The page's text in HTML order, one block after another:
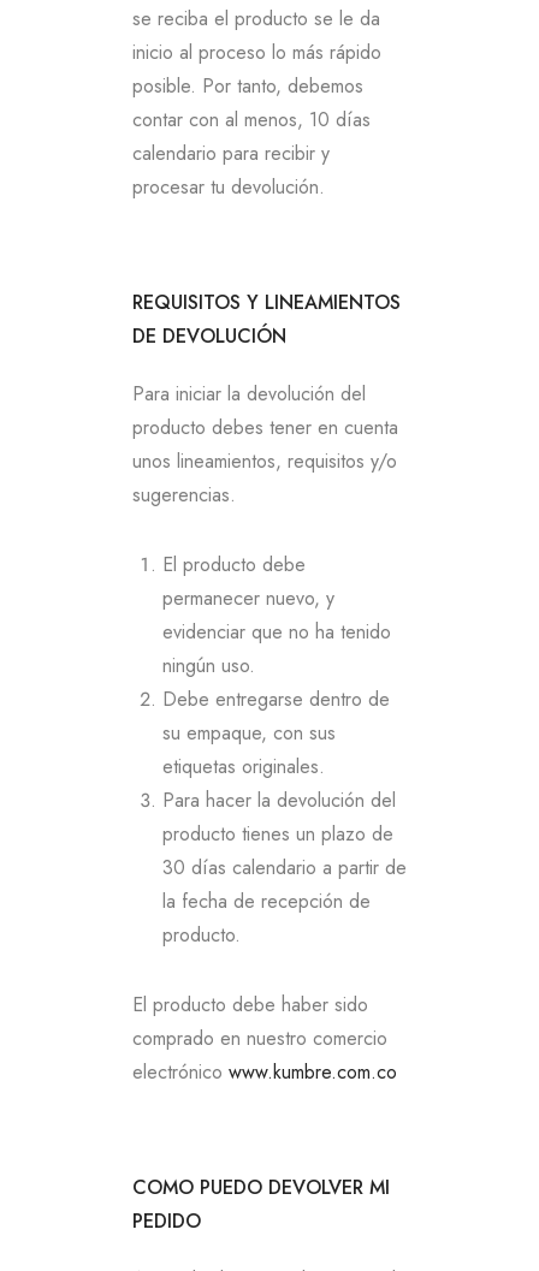
se reciba el producto se le da
inicio al proceso lo más rápido
posible. Por tanto, debemos
contar con al menos, 10 días
calendario para recibir y
procesar tu devolución.
REQUISITOS Y LINEAMIENTOS
DE DEVOLUCIÓN
Para iniciar la devolución del
producto debes tener en cuenta
unos lineamientos, requisitos y/o
sugerencias.
El producto debe
permanecer nuevo, y
evidenciar que no ha tenido
ningún uso.
Debe entregarse dentro de
su empaque, con sus
etiquetas originales.
Para hacer la devolución del
producto tienes un plazo de
30 días calendario a partir de
la fecha de recepción de
producto.
El producto debe haber sido
comprado en nuestro comercio
electrónico www.kumbre.com.co
COMO PUEDO DEVOLVER MI
PEDIDO